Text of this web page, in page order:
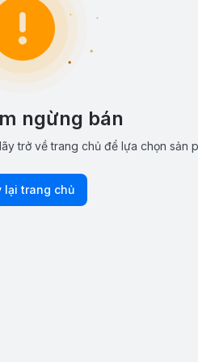
ngừng bán
trở về trang chủ để lựa chọn sản
lại trang chủ